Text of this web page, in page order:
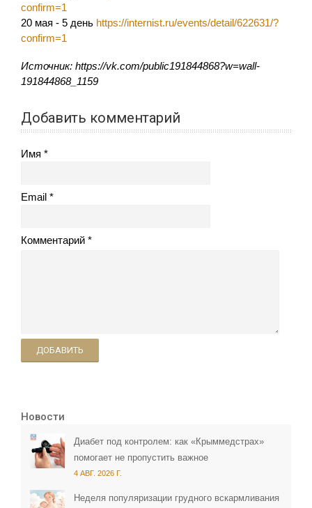
confirm=1
20 мая - 5 день https://internist.ru/events/detail/622631/?
confirm=1
Источник: https://vk.com/public191844868?w=wall-
191844868_1159
Добавить комментарий
Имя
Email
Комментарий
ДОБАВИТЬ
Новости
Диабет под контролем: как «Крыммедстрах»
помогает не пропустить важное
4 АВГ. 2026 Г.
Неделя популяризации грудного вскармливания